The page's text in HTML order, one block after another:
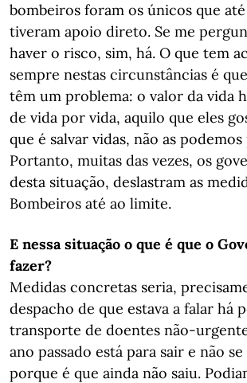
bombeiros foram os únicos que
tiveram apoio direto. Se me
haver o risco, sim, há. O que tem
sempre nestas circunstâncias é
têm um problema: o valor da vida
de vida por vida, aquilo que eles
que é salvar vidas, não as
Portanto, muitas das vezes, os
desta situação, deslastram as
Bombeiros até ao limite.
E nessa situação o que é que o
fazer?
Medidas concretas seria,
despacho de que estava a falar há
transporte de doentes não-
ano passado está para sair e não
porque é que ainda não saiu.